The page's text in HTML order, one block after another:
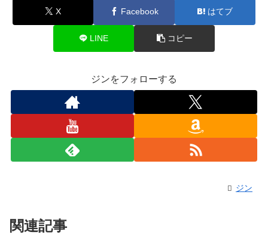
X Facebook はてブ
LINE コピー
ジンをフォローする
ジン
関連記事